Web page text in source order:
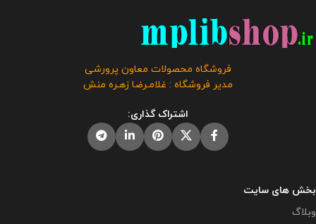
معاون پرورشی حجم : 6 مگابایت
کلیه حقوق این برنامه متعلق به
فروشگاه معاون پرورشی می باشد و
دیگران مورد رضایت ما نیست و شرعا
حرام می باشد .
حال استفاده هستند و مورد رضایت ما
نمی باشد .
راهنمای استفاده :
بنر در طرح خام بوده و برای کاهش
دفتر نصب میکنید و برنامه کلاسی
هر کلاس را جداگانه در یک کاغذ آچار
چاپ و در بنر در قسمت مربوطه می
فروشگاه محصولات معاون پرورشی
مدیر فروشگاه : غلامـرضا زهـره منش
اشتراک گذاری:
بخش های سایت
وبلاگ